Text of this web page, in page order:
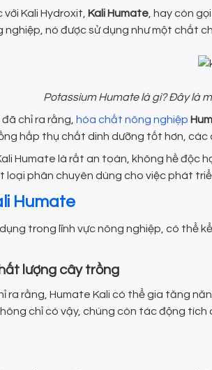
Kali Hydroxit, Kali Humate , hay còn
nghiệp, nó được sử dụng như một chất
Potassium Humate là gì? Đây là
chỉ ra rằng,
hóa chất nông nghiệp
hấp thụ chất dinh dưỡng tốt hơn,
Humate là rất an toàn, không hề độc
loại phân chuyên dùng cho việc phát
Humate
trong lĩnh vực nông nghiệp, có thể
lượng cây trồng
ra rằng, Humate Kali có thể gia tăng
chỉ có vậy, chúng còn tác động